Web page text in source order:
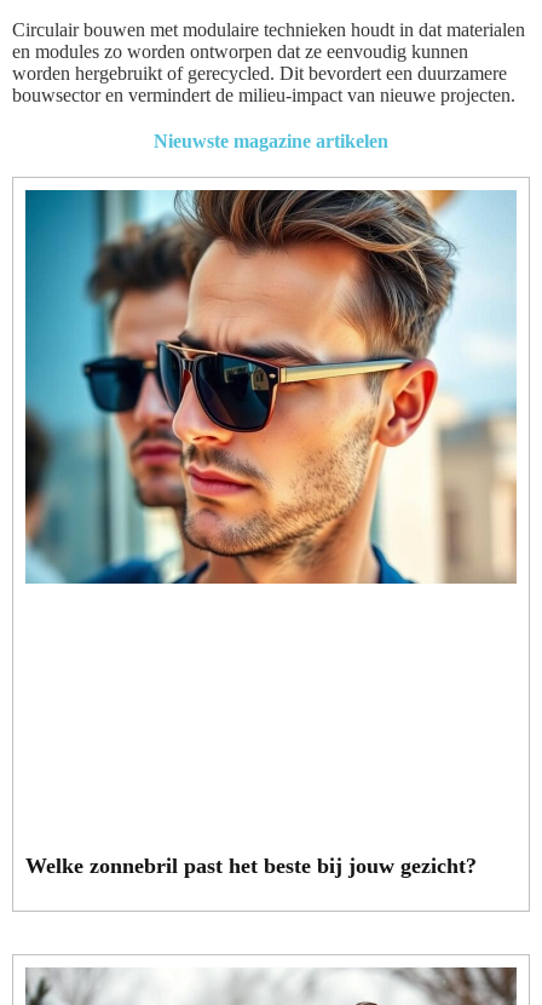
Circulair bouwen met modulaire technieken houdt in dat materialen
en modules zo worden ontworpen dat ze eenvoudig kunnen
worden hergebruikt of gerecycled. Dit bevordert een duurzamere
bouwsector en vermindert de milieu-impact van nieuwe projecten.
Nieuwste magazine artikelen
Welke zonnebril past het beste bij jouw gezicht?